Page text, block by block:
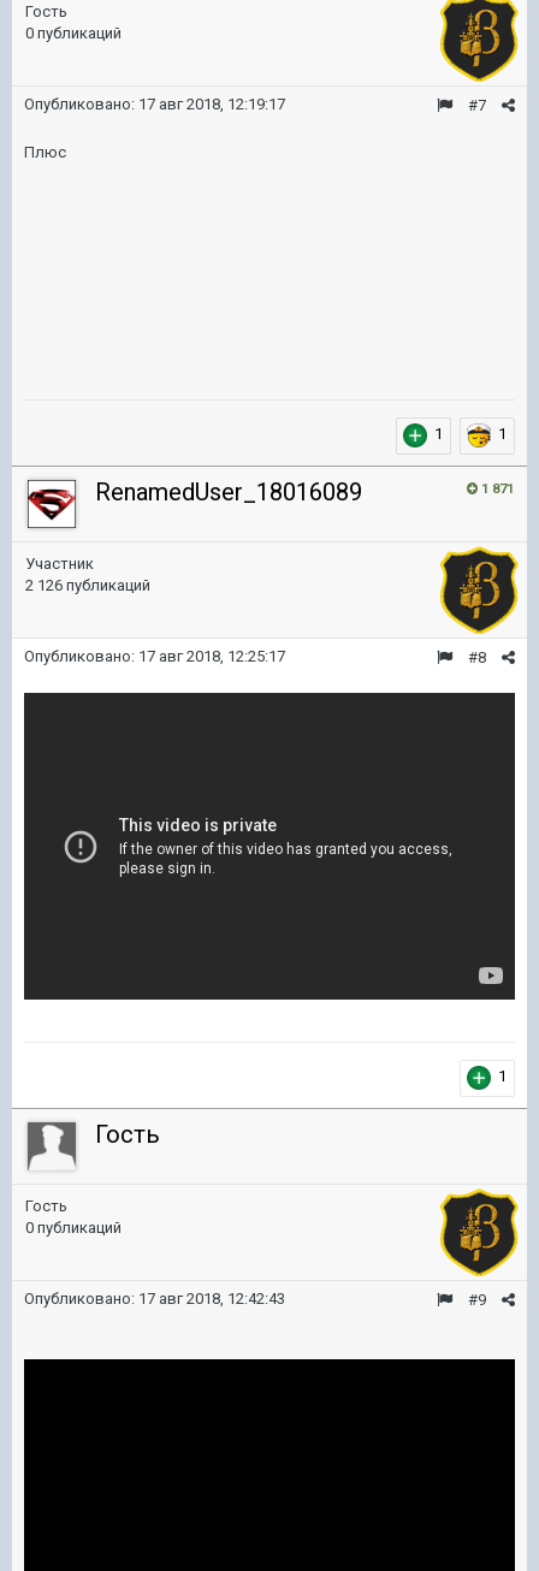
Гость
0 публикаций
#7
Опубликовано: 17 авг 2018, 12:19:17
Плюс
1 1
1 871
RenamedUser_18016089
Участник
2 126 публикаций
#8
Опубликовано: 17 авг 2018, 12:25:17
1
Гость
Гость
0 публикаций
#9
Опубликовано: 17 авг 2018, 12:42:43